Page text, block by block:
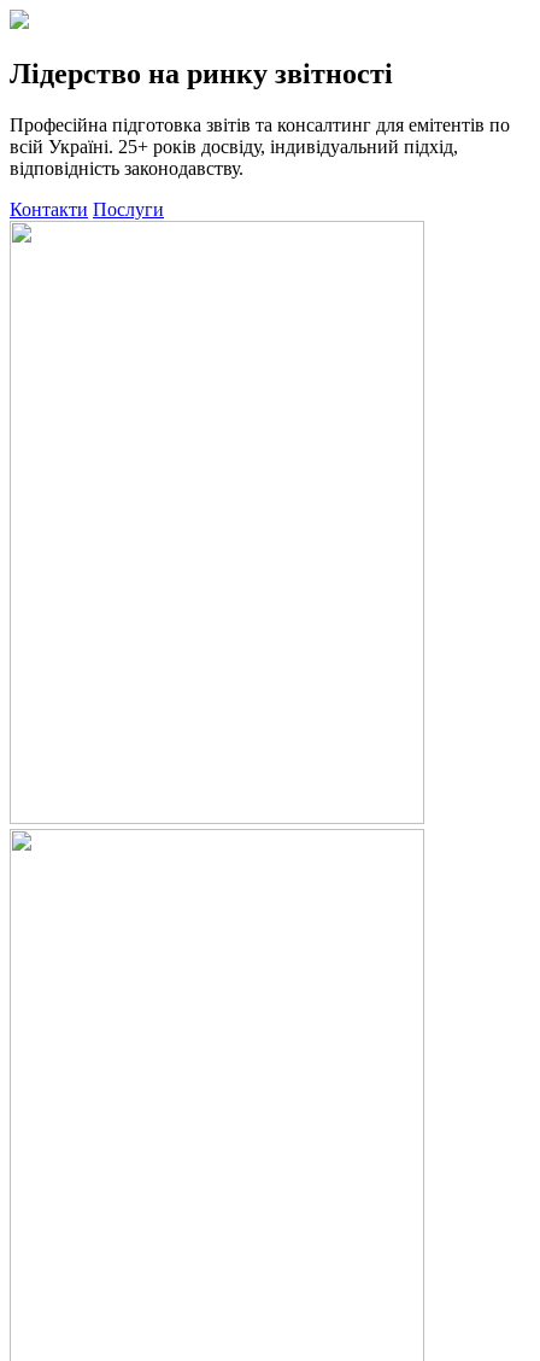
Лідерство на ринку звітності
Професійна підготовка звітів та консалтинг для емітентів по
всій Україні. 25+ років досвіду, індивідуальний підхід,
відповідність законодавству.
Контакти Послуги